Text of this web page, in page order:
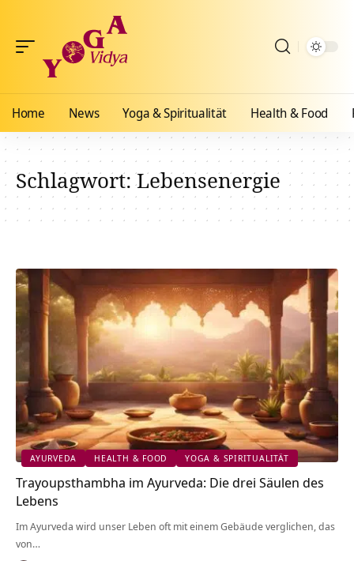
Home News Yoga & Spiritualität Health & Food
Schlagwort:Lebensenergie
AYURVEDA HEALTH & FOOD YOGA & SPIRITUALITÄT
Trayoupsthambha im Ayurveda: Die drei Säulen des
Lebens
Im Ayurveda wird unser Leben oft mit einem Gebäude verglichen, das
von…